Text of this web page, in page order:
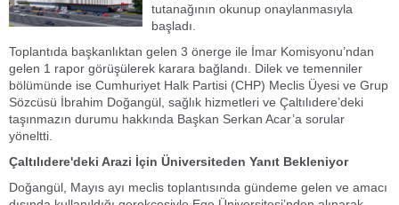
tutanağının okunup onaylanmasıyla
başladı.
Toplantıda başkanlıktan gelen 3 önerge ile İmar Komisyonu’ndan
gelen 1 rapor görüşülerek karara bağlandı. Dilek ve temenniler
bölümünde ise Cumhuriyet Halk Partisi (CHP) Meclis Üyesi ve Grup
Sözcüsü İbrahim Doğangül, sağlık hizmetleri ve Çaltılıdere’deki
taşınmazın durumu hakkında Başkan Serkan Acar’a sorular
yöneltti.
Çaltılıdere'deki Arazi İçin Üniversiteden Yanıt Bekleniyor
Doğangül, Mayıs ayı meclis toplantısında gündeme gelen ve amacı